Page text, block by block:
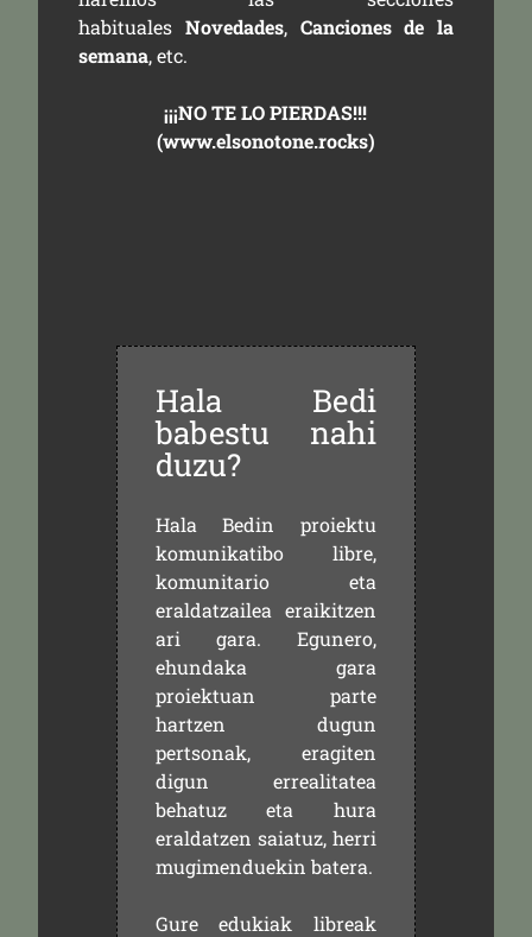
habituales Novedades, Canciones de la
semana, etc.
¡¡¡NO TE LO PIERDAS!!!
(www.elsonotone.rocks)
Hala Bedi
babestu nahi
duzu?
Hala Bedin proiektu
komunikatibo libre,
komunitario eta
eraldatzailea eraikitzen
ari gara. Egunero,
ehundaka gara
proiektuan parte
hartzen dugun
pertsonak, eragiten
digun errealitatea
behatuz eta hura
eraldatzen saiatuz, herri
mugimenduekin batera.
Gure edukiak libreak